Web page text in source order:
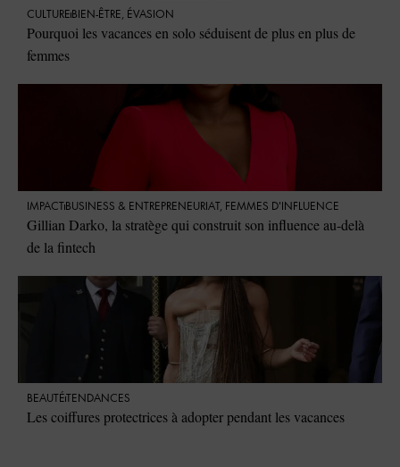
CULTURE BIEN-ÊTRE, ÉVASION
Pourquoi les vacances en solo séduisent de plus en plus de
femmes
IMPACT ⁠BUSINESS & ENTREPRENEURIAT , FEMMES D'INFLUENCE
Gillian Darko, la stratège qui construit son influence au-delà
de la fintech
BEAUTÉ TENDANCES
Les coiffures protectrices à adopter pendant les vacances